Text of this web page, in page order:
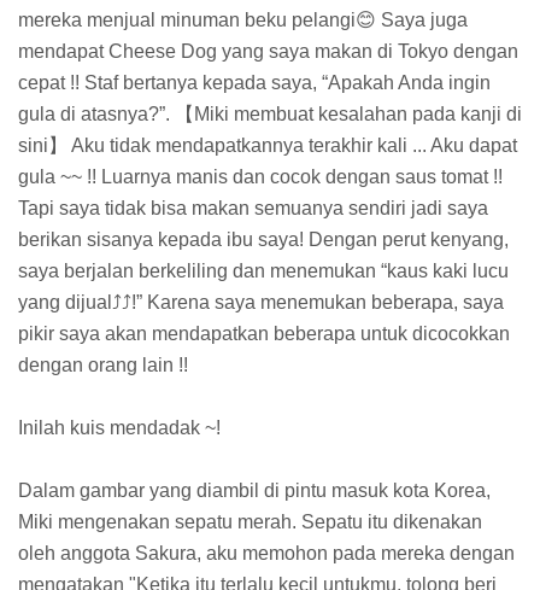
mereka menjual minuman beku pelangi😊 Saya juga
mendapat Cheese Dog yang saya makan di Tokyo dengan
cepat !! Staf bertanya kepada saya, “Apakah Anda ingin
gula di atasnya?”. 【Miki membuat kesalahan pada kanji di
sini】 Aku tidak mendapatkannya terakhir kali ... Aku dapat
gula ~~ !! Luarnya manis dan cocok dengan saus tomat !!
Tapi saya tidak bisa makan semuanya sendiri jadi saya
berikan sisanya kepada ibu saya! Dengan perut kenyang,
saya berjalan berkeliling dan menemukan “kaus kaki lucu
yang dijual⤴⤴!” Karena saya menemukan beberapa, saya
pikir saya akan mendapatkan beberapa untuk dicocokkan
dengan orang lain !!
Inilah kuis mendadak ~!
Dalam gambar yang diambil di pintu masuk kota Korea,
Miki mengenakan sepatu merah. Sepatu itu dikenakan
oleh anggota Sakura, aku memohon pada mereka dengan
mengatakan "Ketika itu terlalu kecil untukmu, tolong beri